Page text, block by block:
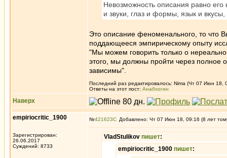
Невозможность описания равно
и звуки, глаз и формы, язык и
Это описание феноменального, то что
поддающееся эмпирическому опыту
"Мы можем говорить только о
этого, мы должны пройти через полное
зависимы".
Последний раз редактировалось: Nima (Чт 07 Июн 18,
Ответы на этот пост: Анабхогин
Наверх
empiriocritic_1900
Зарегистрирован:
26.06.2017
Суждений: 8733
№421623 Добавлено: Чт 07 Июн 18, 09:16 (8 лет
VladStulikov пишет:
empiriocritic_1900 пишет: